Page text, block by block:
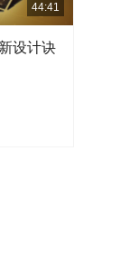
44:41
设计诀